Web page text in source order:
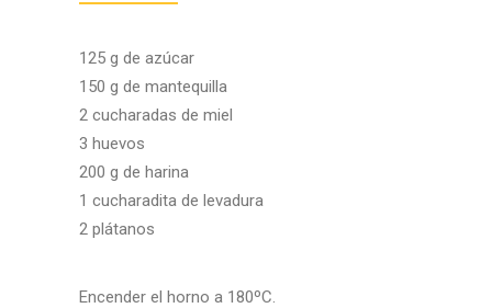
125 g de azúcar
150 g de mantequilla
2 cucharadas de miel
3 huevos
200 g de harina
1 cucharadita de levadura
2 plátanos
Encender el horno a 180ºC.